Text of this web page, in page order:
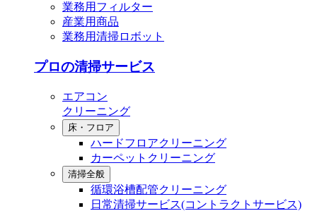
業務用フィルター
産業用商品
業務用清掃ロボット
プロの清掃サービス
エアコン
クリーニング
床・フロア
ハードフロアクリーニング
カーペットクリーニング
清掃全般
循環浴槽配管クリーニング
⽇常清掃サービス(コントラクトサービス)